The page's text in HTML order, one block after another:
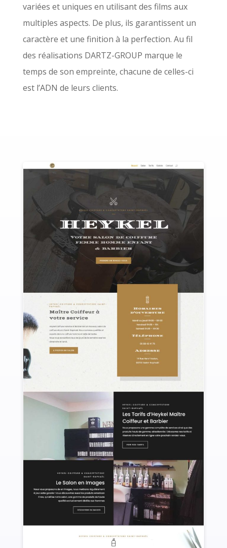
variées et uniques en utilisant des films aux
multiples aspects. De plus, ils garantissent un
caractère et une finition à la perfection. Au fil
des réalisations DARTZ-GROUP marque le
temps de son empreinte, chacune de celles-ci
est l’ADN de leurs clients.